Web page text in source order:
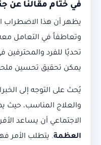
في ختام مقالنا عن
يظهر أن هذا الاضطراب
وتعاطفاً في التعامل
تحديًا للفرد والمحترفين
يمكن تحقيق تحسين
يُحث على التوجه إلى
والعلاج المناسب، حيث
الاجتماعي أن يساعد
العظمة. يتطلب الأمر